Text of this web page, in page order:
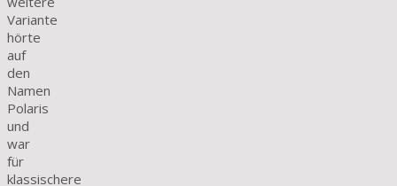
Variante
hörte
auf
den
Namen
Polaris
und
war
für
klassischere